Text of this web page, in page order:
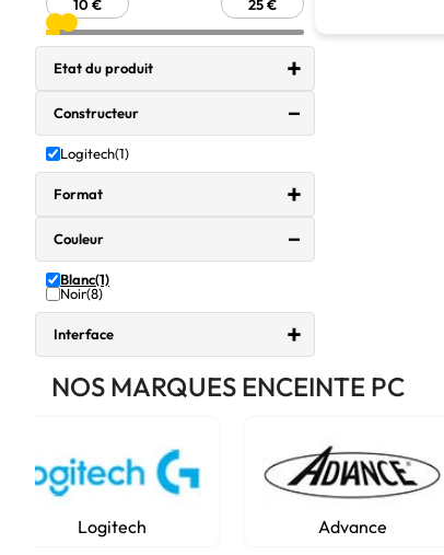
Etat du produit
Constructeur
Logitech(1)
Format
Couleur
Blanc(1)
Noir(8)
Interface
NOS MARQUES ENCEINTE PC
Logitech
Advance